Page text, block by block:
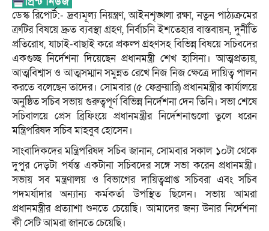
ডেস্ক রিপোর্ট:- দ্রব্যমূল্য নিয়ন্ত্রণ, আইনশৃঙ্খলা রক্ষা, নতুন পাঠ্যক্রমের
ত্রুটির বিষয়ে দ্রুত ব্যবস্থা গ্রহণ, নির্বাচনি ইশতেহার বাস্তবায়ন, দুর্নীতি
প্রতিরোধ, যাচাই-বাছাই করে প্রকল্প গ্রহণসহ বিভিন্ন বিষয়ে সচিবদের
একগুচ্ছ নির্দেশনা দিয়েছেন প্রধানমন্ত্রী শেখ হাসিনা। আত্মপ্রত্যয়,
আত্মবিশ্বাস ও আত্মসম্মান সমুন্নত রেখে নিজ নিজ ক্ষেত্রে দায়িত্ব পালন
করতে বলেছেন তাদের। সোমবার (৫ ফেব্রুয়ারি) প্রধানমন্ত্রীর কার্যালয়ে
অনুষ্ঠিত সচিব সভায় গুরুত্বপূর্ণ বিভিন্ন নির্দেশনা দেন তিনি। সভা শেষে
সচিবালয়ে প্রেস ব্রিফিংয়ে প্রধানমন্ত্রীর নির্দেশনাগুলো তুলে ধরেন
মন্ত্রিপরিষদ সচিব মাহবুব হোসেন।
সাংবাদিকদের মন্ত্রিপরিষদ সচিব জানান, সোমবার সকাল ১০টা থেকে
দুপুর দেড়টা পর্যন্ত একটানা সচিবদের সঙ্গে সভা করেন প্রধানমন্ত্রী।
সভায় সব মন্ত্রণালয় ও বিভাগের দায়িত্বপ্রাপ্ত সচিবরা এবং সচিব
পদমর্যাদার অন্যান্য কর্মকর্তা উপস্থিত ছিলেন। সভায় আমরা
প্রধানমন্ত্রীর প্রত্যাশা শুনতে চেয়েছি। আমাদের জন্য উনার নির্দেশনা
কী সেটি আমরা জানতে চেয়েছি।